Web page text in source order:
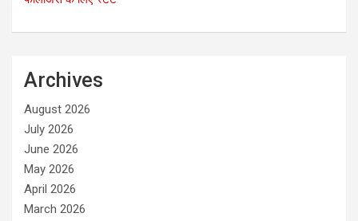
Archives
August 2026
July 2026
June 2026
May 2026
April 2026
March 2026